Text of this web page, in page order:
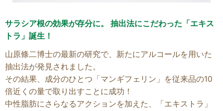
サラシア根の効果が存分に。 抽出法にこだわった「エキス
トラ」誕生！
山原條二博士の最新の研究で、新たにアルコールを用いた
抽出法が発見されました。
その結果、成分のひとつ「マンギフェリン」を従来品の10
倍近くの量で取り出すことに成功！
中性脂肪にさらなるアクションを加えた、「エキストラ」